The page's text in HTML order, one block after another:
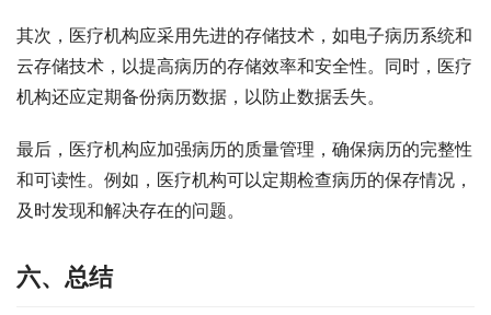
其次，医疗机构应采用先进的存储技术，如电子病历系统和
云存储技术，以提高病历的存储效率和安全性。同时，医疗
机构还应定期备份病历数据，以防止数据丢失。
最后，医疗机构应加强病历的质量管理，确保病历的完整性
和可读性。例如，医疗机构可以定期检查病历的保存情况，
及时发现和解决存在的问题。
六、总结